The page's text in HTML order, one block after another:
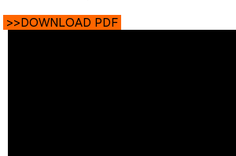
>>DOWNLOAD PDF